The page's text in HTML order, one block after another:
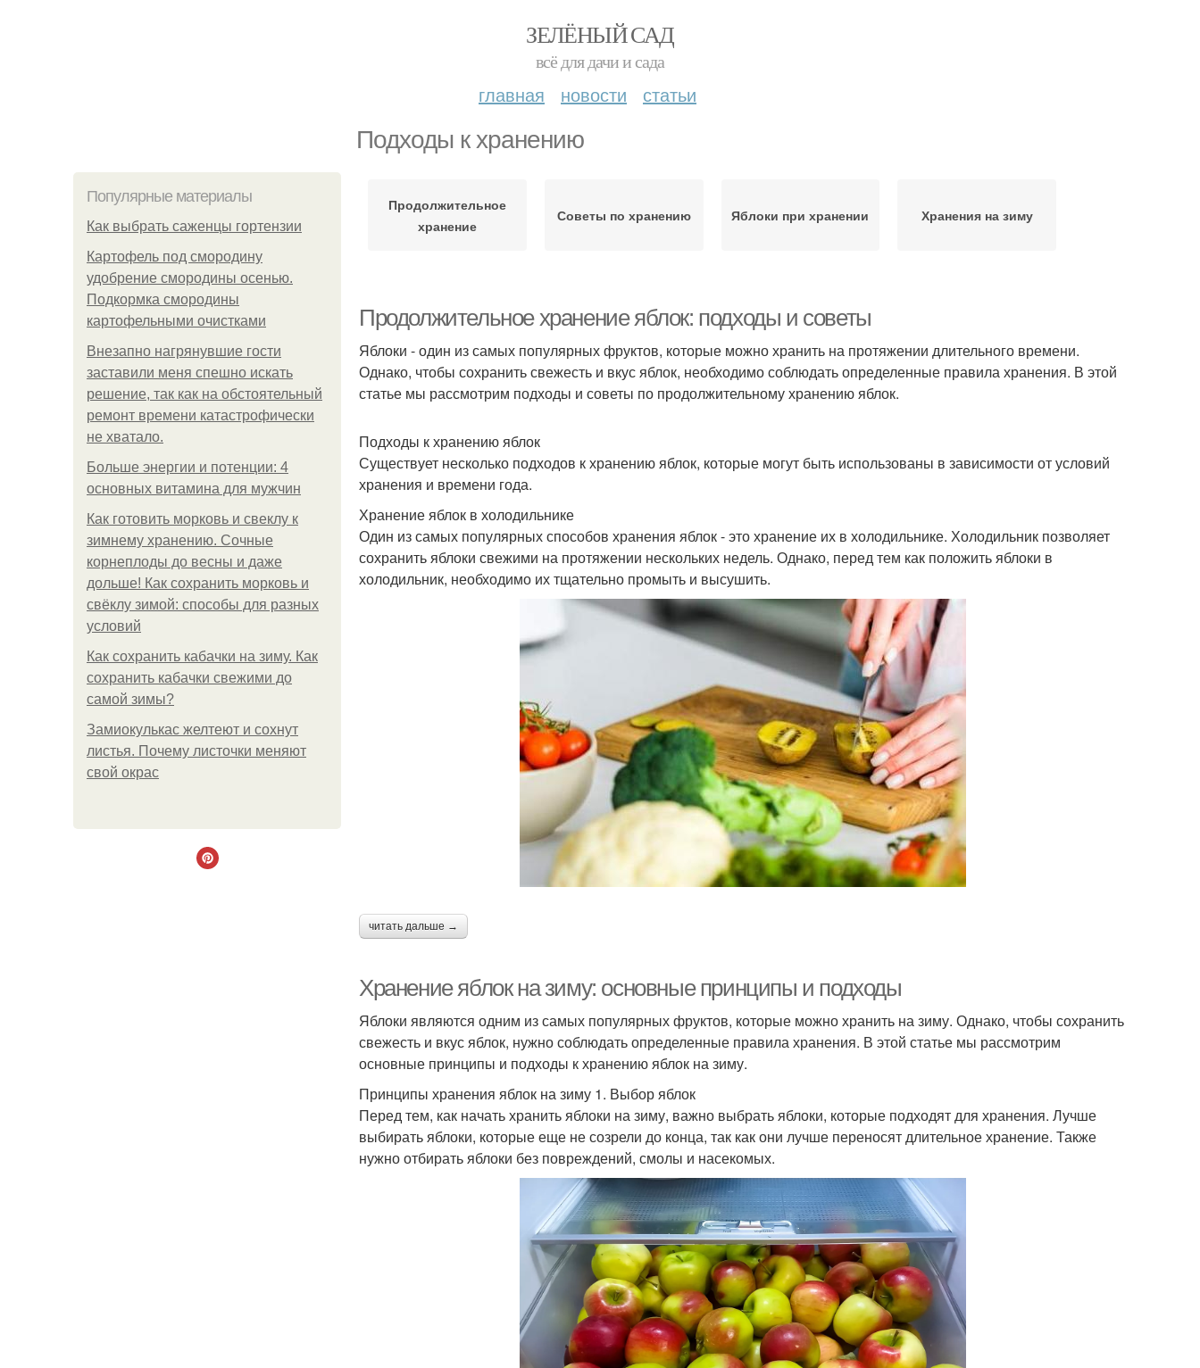
ЗЕЛЁНЫЙ САД
всё для дачи и сада
главная новости статьи
Подходы к хранению
Популярные материалы
Как выбрать саженцы гортензии
Картофель под смородину
удобрение смородины осенью.
Подкормка смородины
картофельными очистками
Внезапно нагрянувшие гости
заставили меня спешно искать
решение, так как на обстоятельный
ремонт времени катастрофически
не хватало.
Больше энергии и потенции: 4
основных витамина для мужчин
Как готовить морковь и свеклу к
зимнему хранению. Сочные
корнеплоды до весны и даже
дольше! Как сохранить морковь и
свёклу зимой: способы для разных
условий
Как сохранить кабачки на зиму. Как
сохранить кабачки свежими до
самой зимы?
Замиокулькас желтеют и сохнут
листья. Почему листочки меняют
свой окрас
Продолжительное
хранение
Советы по хранению Яблоки при хранении Хранения на зиму
Продолжительное хранение яблок: подходы и советы
Яблоки - один из самых популярных фруктов, которые можно хранить на протяжении длительного времени.
Однако, чтобы сохранить свежесть и вкус яблок, необходимо соблюдать определенные правила хранения. В этой
статье мы рассмотрим подходы и советы по продолжительному хранению яблок.
Подходы к хранению яблок
Существует несколько подходов к хранению яблок, которые могут быть использованы в зависимости от условий
хранения и времени года.
Хранение яблок в холодильнике
Один из самых популярных способов хранения яблок - это хранение их в холодильнике. Холодильник позволяет
сохранить яблоки свежими на протяжении нескольких недель. Однако, перед тем как положить яблоки в
холодильник, необходимо их тщательно промыть и высушить.
читать дальше →
Хранение яблок на зиму: основные принципы и подходы
Яблоки являются одним из самых популярных фруктов, которые можно хранить на зиму. Однако, чтобы сохранить
свежесть и вкус яблок, нужно соблюдать определенные правила хранения. В этой статье мы рассмотрим
основные принципы и подходы к хранению яблок на зиму.
Принципы хранения яблок на зиму 1. Выбор яблок
Перед тем, как начать хранить яблоки на зиму, важно выбрать яблоки, которые подходят для хранения. Лучше
выбирать яблоки, которые еще не созрели до конца, так как они лучше переносят длительное хранение. Также
нужно отбирать яблоки без повреждений, смолы и насекомых.